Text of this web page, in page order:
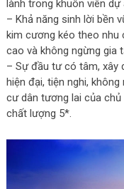
lành trong khuôn viên dự
– Khả năng sinh lời bền
kim cương kéo theo nhu
cao và không ngừng gia
– Sự đầu tư có tâm, xây
hiện đại, tiện nghi,
cư dân tương lai của
chất lượng 5*.